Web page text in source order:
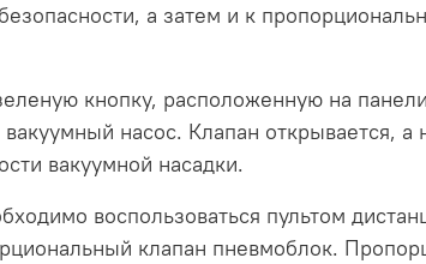
а затем и к
кнопку, расположенную на
насос. Клапан открывается, а
вакуумной насадки.
воспользоваться пультом
клапан пневмоблок.